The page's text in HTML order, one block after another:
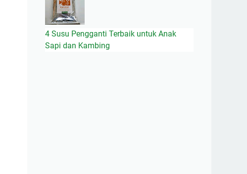
4 Susu Pengganti Terbaik untuk Anak
Sapi dan Kambing